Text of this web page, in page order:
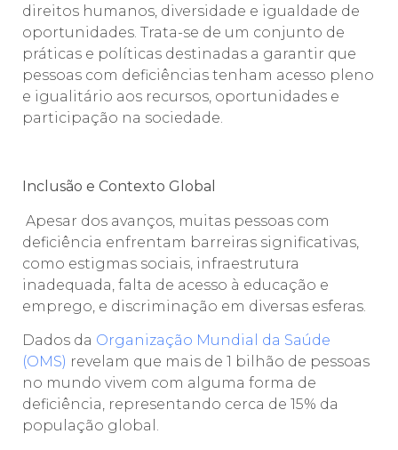
direitos humanos, diversidade e igualdade de
oportunidades. Trata-se de um conjunto de
práticas e políticas destinadas a garantir que
pessoas com deficiências tenham acesso pleno
e igualitário aos recursos, oportunidades e
participação na sociedade.
Inclusão e Contexto Global
Apesar dos avanços, muitas pessoas com
deficiência enfrentam barreiras significativas,
como estigmas sociais, infraestrutura
inadequada, falta de acesso à educação e
emprego, e discriminação em diversas esferas.
Dados da Organização Mundial da Saúde
(OMS) revelam que mais de 1 bilhão de pessoas
no mundo vivem com alguma forma de
deficiência, representando cerca de 15% da
população global.